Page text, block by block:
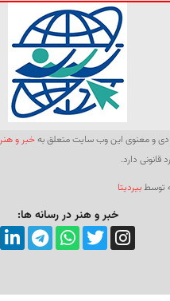
و معنوی این وب سایت متعلق بهخبر و هنر
قانونی دارد.
توسطبیردیتا
خبر و هنر در رسانه ها: